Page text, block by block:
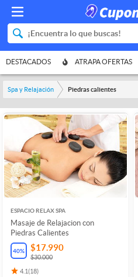
DESTACADOS ATRAPA OFERTAS
Spa y Relajación Piedras calientes
ESPACIO RELAX SPA
Masaje de Relajacion con
Piedras Calientes
40% $17.990
$30.000
4.1(18)